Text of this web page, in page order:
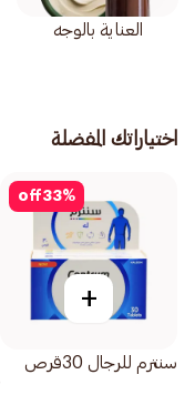
العناية بالوجه
اختياراتك المفضلة
33%
off
+
سنترم للرجال 30قرص